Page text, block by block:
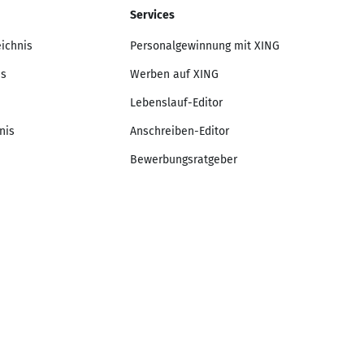
Services
Personalgewinnung mit XING
Werben auf XING
Lebenslauf-Editor
Anschreiben-Editor
Bewerbungsratgeber